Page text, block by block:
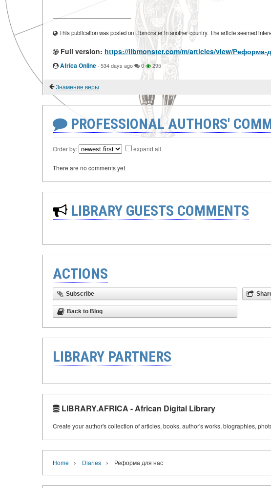
This publication was posted on Libmonster in another country. The article seemed
Full version: https://libmonster.com/m/articles/view/Реформа-
Africa Online · 534 days ago 0 295
Знамение веры
PROFESSIONAL AUTHORS'
Order by: expand all
There are no comments yet
LIBRARY GUESTS COMMENTS
ACTIONS
Subscribe
Back to Blog
LIBRARY PARTNERS
LIBRARY.AFRICA - African Digital Library
Create your author's collection of articles, books, author's works, biographies,
Home › Diaries › Реформа для нас